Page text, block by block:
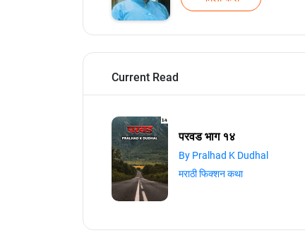
Current Read
परवड भाग १४
By Pralhad K Dudhal
मराठी फिक्शन कथा